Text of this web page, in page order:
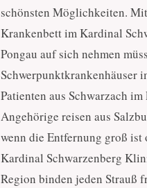
schönsten Möglichkeiten.
Krankenbett im Kardinal
Pongau auf sich nehmen
Schwerpunktkrankenhäuser
Patienten aus Schwarzach
Angehörige reisen aus
wenn die Entfernung groß
Kardinal Schwarzenberg
Region binden jeden Strauß